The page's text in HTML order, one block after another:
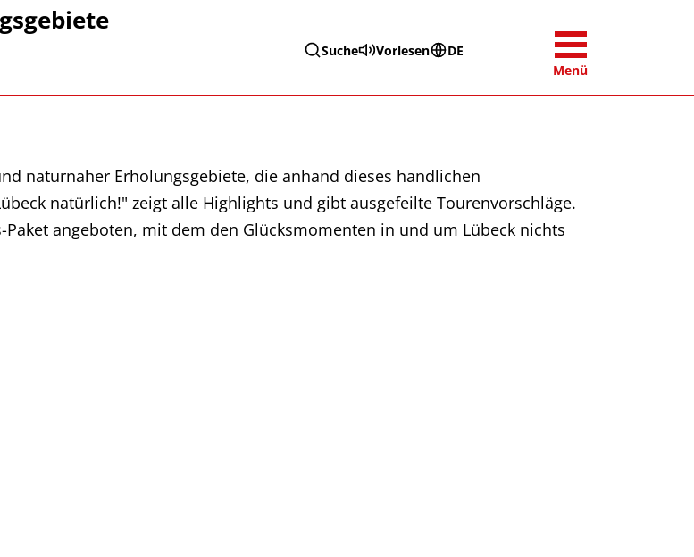
Suche Vorlesen
DE
Menü
naturnaher Erholungsgebiete, die anhand dieses handlichen
natürlich!" zeigt alle Highlights und gibt ausgefeilte Tourenvorschläge.
angeboten, mit dem den Glücksmomenten in und um Lübeck nichts